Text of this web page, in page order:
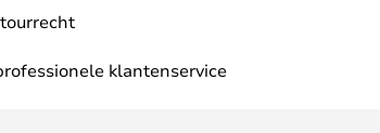
klantenservice